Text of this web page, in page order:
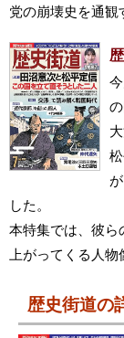
党の崩壊史を通観
した。
本特集では、彼ら
上がってくる人
歴史街道の